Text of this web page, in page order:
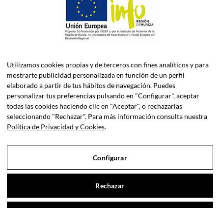
ASELEC CONSULTORES, S.L.P. es una firma especializada en
Asesoría Fiscal, Contable, Laboral y Jurídica, así como
Sociedad Profesional Inscrita en el Registro de Sociedades
Iltre. Colegio de Abogados de Murcia.
Aviso legal|Privacidad de datos|Cookies|© Copyright 2021 |
Utilizamos cookies propias y de terceros con fines analíticos y para
mostrarte publicidad personalizada en función de un perfil
elaborado a partir de tus hábitos de navegación. Puedes
personalizar tus preferencias pulsando en "Configurar", aceptar
todas las cookies haciendo clic en "Aceptar", o rechazarlas
seleccionando "Rechazar". Para más información consulta nuestra
Política de Privacidad y Cookies.
Configurar
Rechazar